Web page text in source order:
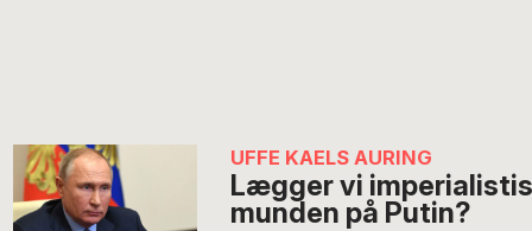
UFFE KAELS AURING
Lægger vi
munden på Putin?